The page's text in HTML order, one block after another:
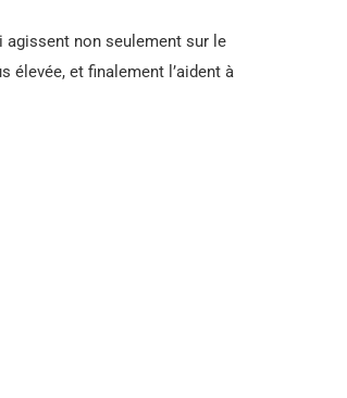
non seulement sur le
élevée, et finalement l’aident à